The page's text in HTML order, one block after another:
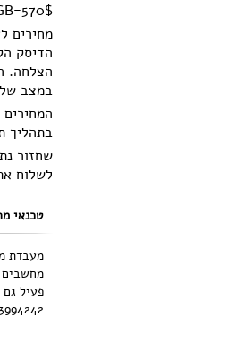
מחירים
הצלחה.
במצב של
בתהליך
שחזור
לשלוח
טכנאי
מעבדת
מחשבים